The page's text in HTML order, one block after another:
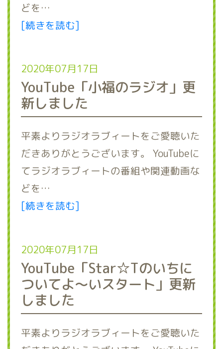
どを…
[続きを読む]
2020年07月17日
YouTube「小福のラジオ」更
新しました
平素よりラジオラブィートをご愛聴いた
だきありがとうございます。 YouTubeに
てラジオラブィートの番組や関連動画な
どを…
[続きを読む]
2020年07月17日
YouTube「Star☆Tのいちに
ついてよ～いスタート」更新
しました
平素よりラジオラブィートをご愛聴いた